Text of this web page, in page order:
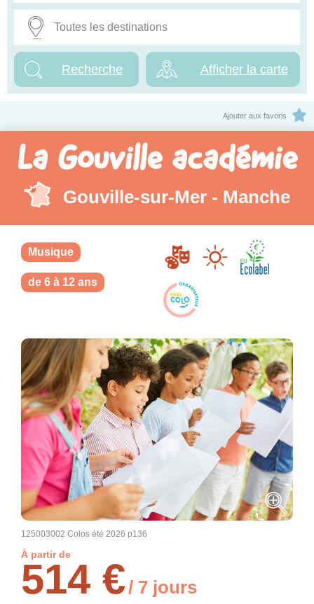
Afficher la carte
Ajouter aux favoris
La Gouville académie
Gouville-sur-Mer - Manche
Musique
de 6 à 12 ans
125003002 Colos été 2026 p136
À partir de
514 €/ 7 jours